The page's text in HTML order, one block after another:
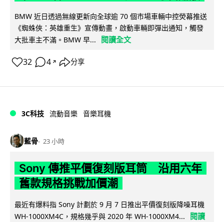
BMW 近日透過無線更新向全球逾 70 個市場車輛中控熒幕推送
《蜘蛛俠：英雄重生》宣傳動畫，啟動車輛即彈出通知，觸發
大批車主不滿。BMW 早...
閱讀全文
32 4 ↗ 分享
3C科技 流動音樂 音樂耳機
藍骨 23 小時
Sony 傳推平價復刻版耳筒 沿用六年
舊款規格挑戰加價潮
最近有爆料指 Sony 計劃於 9 月 7 日推出平價復刻版降噪耳機
WH-1000XM4C，規格幾乎與 2020 年 WH-1000XM4...
閱讀